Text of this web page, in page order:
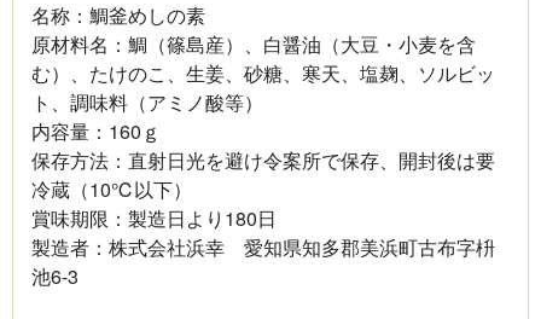
名称：鯛釜めしの素
原材料名：鯛（篠島産）、白醤油（大豆・小麦を含
む）、たけのこ、生姜、砂糖、寒天、塩麹、ソルビッ
ト、調味料（アミノ酸等）
内容量：160ｇ
保存方法：直射日光を避け令案所で保存、開封後は要
冷蔵（10℃以下）
賞味期限：製造日より180日
製造者：株式会社浜幸 愛知県知多郡美浜町古布字枡
池6-3